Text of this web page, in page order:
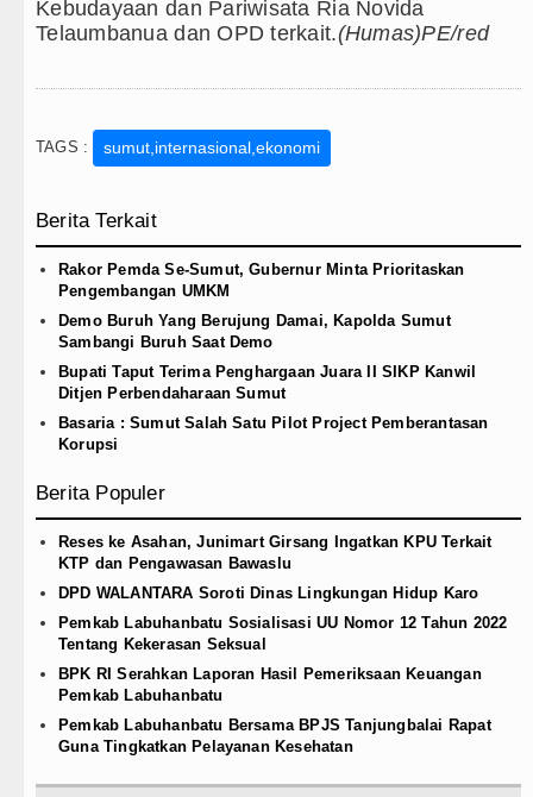
Kebudayaan dan Pariwisata Ria Novida
Telaumbanua dan OPD terkait.(Humas)PE/red
TAGS : sumut,internasional,ekonomi
Berita Terkait
Rakor Pemda Se-Sumut, Gubernur Minta Prioritaskan
Pengembangan UMKM
Demo Buruh Yang Berujung Damai, Kapolda Sumut
Sambangi Buruh Saat Demo
Bupati Taput Terima Penghargaan Juara II SIKP Kanwil
Ditjen Perbendaharaan Sumut
Basaria : Sumut Salah Satu Pilot Project Pemberantasan
Korupsi
Berita Populer
Reses ke Asahan, Junimart Girsang Ingatkan KPU Terkait
KTP dan Pengawasan Bawaslu
DPD WALANTARA Soroti Dinas Lingkungan Hidup Karo
Pemkab Labuhanbatu Sosialisasi UU Nomor 12 Tahun 2022
Tentang Kekerasan Seksual
BPK RI Serahkan Laporan Hasil Pemeriksaan Keuangan
Pemkab Labuhanbatu
Pemkab Labuhanbatu Bersama BPJS Tanjungbalai Rapat
Guna Tingkatkan Pelayanan Kesehatan